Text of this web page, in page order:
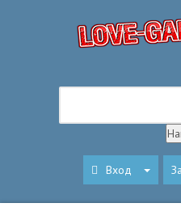
Вход